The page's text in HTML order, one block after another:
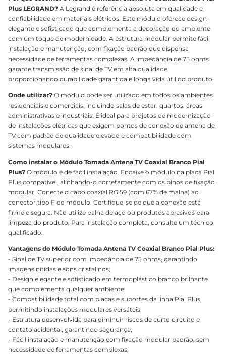
Plus LEGRAND? A Legrand é referência absoluta em qualidade e
confiabilidade em materiais elétricos. Este módulo oferece design
elegante e sofisticado que complementa a decoração do ambiente
com um toque de modernidade. A estrutura modular permite fácil
instalação e manutenção, com fixação padrão que dispensa
necessidade de ferramentas complexas. A impedância de 75 ohms
garante transmissão de sinal de TV em alta qualidade,
proporcionando durabilidade garantida e longa vida útil do produto.
Onde utilizar? O módulo pode ser utilizado em todos os ambientes
residenciais e comerciais, incluindo salas de estar, quartos, áreas
administrativas e industriais. É ideal para projetos de modernização
de instalações elétricas que exigem pontos de conexão de antena de
TV com padrão de qualidade elevado e compatibilidade com
sistemas modulares.
Como instalar o Módulo Tomada Antena TV Coaxial Branco Pial
Plus? O módulo é de fácil instalação. Encaixe o módulo na placa Pial
Plus compatível, alinhando-o corretamente com os pinos de fixação
modular. Conecte o cabo coaxial RG 59 (com 67% de malha) ao
conector tipo F do módulo. Certifique-se de que a conexão está
firme e segura. Não utilize palha de aço ou produtos abrasivos para
limpeza do produto. Para instalação completa, consulte um técnico
qualificado.
Vantagens do Módulo Tomada Antena TV Coaxial Branco Pial Plus:
- Sinal de TV superior com impedância de 75 ohms, garantindo
imagens nítidas e sons cristalinos;
- Design elegante e sofisticado em termoplástico branco brilhante
que complementa qualquer ambiente;
- Compatibilidade total com placas e suportes da linha Pial Plus,
permitindo instalações modulares versáteis;
- Estrutura desenvolvida para diminuir riscos de curto circuito e
contato acidental, garantindo segurança;
- Fácil instalação e manutenção com fixação modular padrão, sem
necessidade de ferramentas complexas;